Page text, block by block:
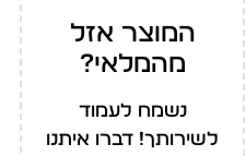
המוצר אזל
מהמלאי?
נשמח לעמוד
לשירותך! דברו איתנו